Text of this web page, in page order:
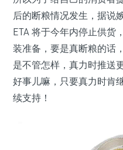
后的断粮情况发生，据说
ETA 将于今年内停止供货
装准备，要是真断粮的话
是不管怎样，真力时推送
好事儿嘛，只要真力时肯
续支持！